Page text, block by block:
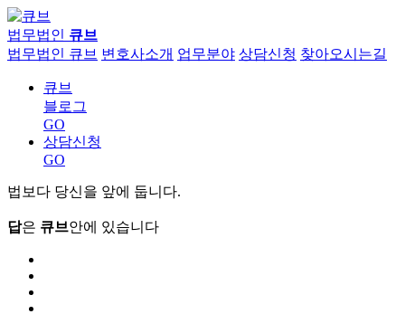
법무법인 큐브
법무법인 큐브 변호사소개 업무분야 상담신청 찾아오시는길
큐브
블로그
GO
상담신청
GO
법보다 당신을 앞에 둡니다.
답은 큐브안에 있습니다